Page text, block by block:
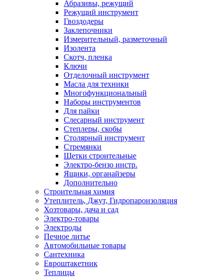
Абразивы, режущий
Режущий инструмент
Гвоздодеры
Заклепочники
Измерительный, разметочный
Изолента
Скотч, пленка
Ключи
Отделочный инструмент
Масла для техники
Многофункциональный
Наборы инструментов
Для пайки
Слесарный инструмент
Степлеры, скобы
Столярный инструмент
Стремянки
Щетки строительные
Электро-бензо инстр.
Ящики, органайзеры
Дополнительно
Строительная химия
Утеплитель, Джут, Гидропароизоляция
Хозтовары, дача и сад
Электро-товары
Электроды
Печное литье
Автомобильные товары
Сантехника
Евроштакетник
Теплицы